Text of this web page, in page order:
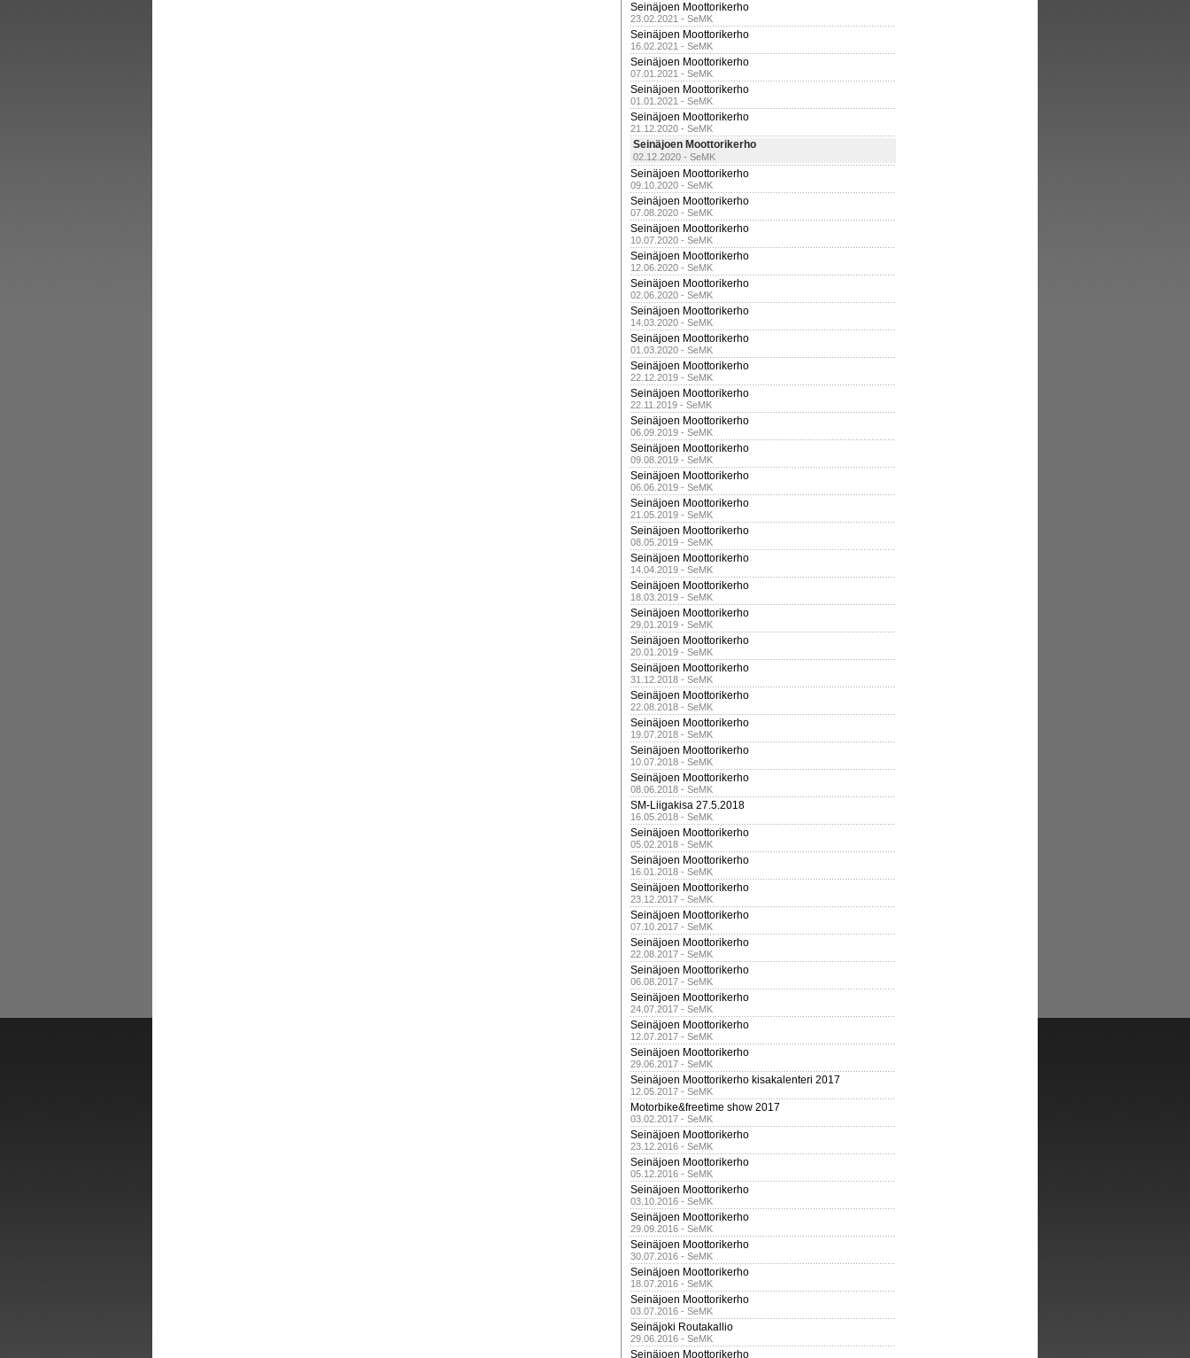
Seinäjoen Moottorikerho
23.02.2021 - SeMK
Seinäjoen Moottorikerho
16.02.2021 - SeMK
Seinäjoen Moottorikerho
07.01.2021 - SeMK
Seinäjoen Moottorikerho
01.01.2021 - SeMK
Seinäjoen Moottorikerho
21.12.2020 - SeMK
Seinäjoen Moottorikerho
02.12.2020 - SeMK
Seinäjoen Moottorikerho
09.10.2020 - SeMK
Seinäjoen Moottorikerho
07.08.2020 - SeMK
Seinäjoen Moottorikerho
10.07.2020 - SeMK
Seinäjoen Moottorikerho
12.06.2020 - SeMK
Seinäjoen Moottorikerho
02.06.2020 - SeMK
Seinäjoen Moottorikerho
14.03.2020 - SeMK
Seinäjoen Moottorikerho
01.03.2020 - SeMK
Seinäjoen Moottorikerho
22.12.2019 - SeMK
Seinäjoen Moottorikerho
22.11.2019 - SeMK
Seinäjoen Moottorikerho
06.09.2019 - SeMK
Seinäjoen Moottorikerho
09.08.2019 - SeMK
Seinäjoen Moottorikerho
06.06.2019 - SeMK
Seinäjoen Moottorikerho
21.05.2019 - SeMK
Seinäjoen Moottorikerho
08.05.2019 - SeMK
Seinäjoen Moottorikerho
14.04.2019 - SeMK
Seinäjoen Moottorikerho
18.03.2019 - SeMK
Seinäjoen Moottorikerho
29.01.2019 - SeMK
Seinäjoen Moottorikerho
20.01.2019 - SeMK
Seinäjoen Moottorikerho
31.12.2018 - SeMK
Seinäjoen Moottorikerho
22.08.2018 - SeMK
Seinäjoen Moottorikerho
19.07.2018 - SeMK
Seinäjoen Moottorikerho
10.07.2018 - SeMK
Seinäjoen Moottorikerho
08.06.2018 - SeMK
SM-Liigakisa 27.5.2018
16.05.2018 - SeMK
Seinäjoen Moottorikerho
05.02.2018 - SeMK
Seinäjoen Moottorikerho
16.01.2018 - SeMK
Seinäjoen Moottorikerho
23.12.2017 - SeMK
Seinäjoen Moottorikerho
07.10.2017 - SeMK
Seinäjoen Moottorikerho
22.08.2017 - SeMK
Seinäjoen Moottorikerho
06.08.2017 - SeMK
Seinäjoen Moottorikerho
24.07.2017 - SeMK
Seinäjoen Moottorikerho
12.07.2017 - SeMK
Seinäjoen Moottorikerho
29.06.2017 - SeMK
Seinäjoen Moottorikerho kisakalenteri 2017
12.05.2017 - SeMK
Motorbike&freetime show 2017
03.02.2017 - SeMK
Seinäjoen Moottorikerho
23.12.2016 - SeMK
Seinäjoen Moottorikerho
05.12.2016 - SeMK
Seinäjoen Moottorikerho
03.10.2016 - SeMK
Seinäjoen Moottorikerho
29.09.2016 - SeMK
Seinäjoen Moottorikerho
30.07.2016 - SeMK
Seinäjoen Moottorikerho
18.07.2016 - SeMK
Seinäjoen Moottorikerho
03.07.2016 - SeMK
Seinäjoki Routakallio
29.06.2016 - SeMK
Seinäjoen Moottorikerho